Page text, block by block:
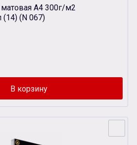
А4 300г/м2
(14) (N 067)